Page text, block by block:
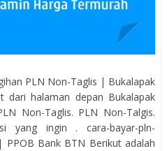
PLN Non-Taglis | Bukalapak
dari halaman depan Bukalapak
Non-Taglis. PLN Non-Talgis.
yang ingin . cara-bayar-pln-
Bank BTN Berikut adalah